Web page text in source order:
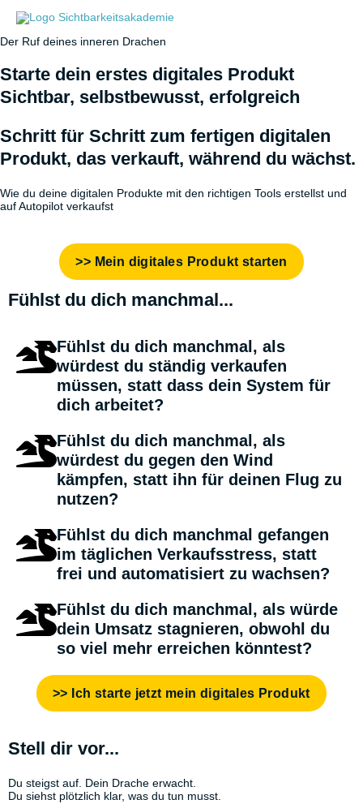
Inhalt
Der Ruf deines inneren Drachen
Starte dein erstes digitales Produkt
Sichtbar, selbstbewusst, erfolgreich
Schritt für Schritt zum fertigen digitalen
Produkt, das verkauft, während du wächst.
Wie du deine digitalen Produkte mit den richtigen Tools erstellst und
auf Autopilot verkaufst
>> Mein digitales Produkt starten
Fühlst du dich manchmal...
Fühlst du dich manchmal, als
würdest du ständig verkaufen
müssen, statt dass dein System für
dich arbeitet?
Fühlst du dich manchmal, als
würdest du gegen den Wind
kämpfen, statt ihn für deinen Flug zu
nutzen?
Fühlst du dich manchmal gefangen
im täglichen Verkaufsstress, statt
frei und automatisiert zu wachsen?
Fühlst du dich manchmal, als würde
dein Umsatz stagnieren, obwohl du
so viel mehr erreichen könntest?
>> Ich starte jetzt mein digitales Produkt
Stell dir vor...
Du steigst auf. Dein Drache erwacht.
Du siehst plötzlich klar, was du tun musst.